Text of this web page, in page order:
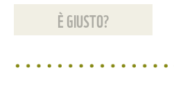
È GIUSTO?